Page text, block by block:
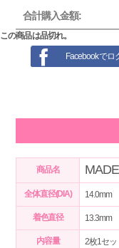
合計購入金額:
この商品は品切れ。
Facebookでロ
商品名
全体直径(DIA) 14.0mm
着色直径 13.3mm
内容量 2枚1セッ